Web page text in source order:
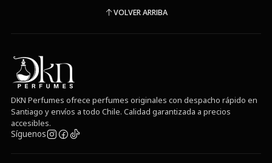
VOLVER ARRIBA
DKN Perfumes ofrece perfumes originales con despacho rápido en
Santiago y envíos a todo Chile. Calidad garantizada a precios
accesibles.
Síguenos